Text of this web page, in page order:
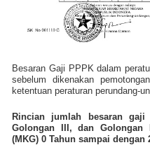
Besaran Gaji PPPK dalam
sebelum dikenakan
ketentuan peraturan perundang-
Rincian jumlah besaran
Golongan III, dan Golongan
(MKG) 0 Tahun sampai dengan